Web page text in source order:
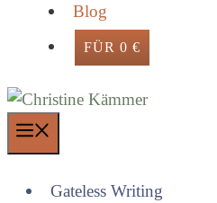
Blog
FÜR 0 €
Gateless Writing